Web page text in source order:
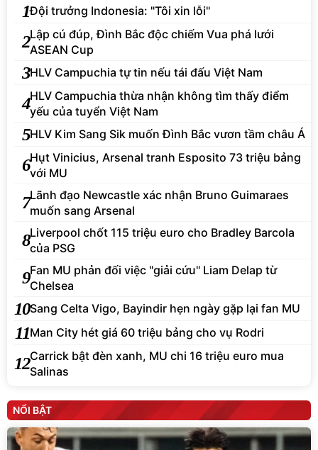
1Đội trưởng Indonesia: "Tôi xin lỗi"
2Lập cú đúp, Đình Bắc độc chiếm Vua phá lưới
ASEAN Cup
3HLV Campuchia tự tin nếu tái đấu Việt Nam
4HLV Campuchia thừa nhận không tìm thấy điểm
yếu của tuyển Việt Nam
5HLV Kim Sang Sik muốn Đình Bắc vươn tầm châu Á
6Hụt Vinicius, Arsenal tranh Esposito 73 triệu bảng
với MU
7Lãnh đạo Newcastle xác nhận Bruno Guimaraes
muốn sang Arsenal
8Liverpool chốt 115 triệu euro cho Bradley Barcola
của PSG
9Fan MU phản đối việc "giải cứu" Liam Delap từ
Chelsea
10Sang Celta Vigo, Bayindir hẹn ngày gặp lại fan MU
11Man City hét giá 60 triệu bảng cho vụ Rodri
12Carrick bật đèn xanh, MU chi 16 triệu euro mua
Salinas
NỔI BẬT